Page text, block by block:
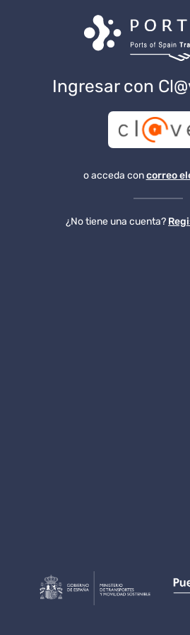
Ingresar con
o acceda concorreo
¿No tiene una cuenta?